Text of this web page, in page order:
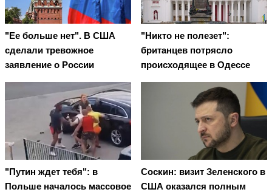
"Ее больше нет". В США
сделали тревожное
заявление о России
"Никто не полезет":
британцев потрясло
происходящее в Одессе
"Путин ждет тебя": в
Польше началось массовое
Соскин: визит Зеленского в
США оказался полным